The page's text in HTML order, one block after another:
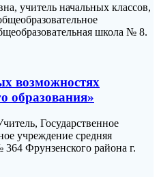
учитель начальных классов,
школа № 8.
возможностях
образования»
Государственное
учреждение средняя
Фрунзенского района г.